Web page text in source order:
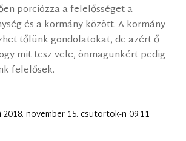
porciózza a felelősséget a
és a kormány között. A kormány
tőlünk gondolatokat, de azért ő
mit tesz vele, önmagunkért pedig
felelősek.
2018. november 15. csütörtök-n 09:11